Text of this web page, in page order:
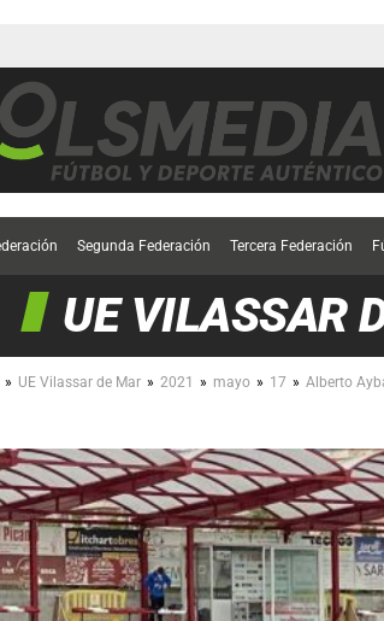
Segunda Federación Tercera Federación
UE VILASSAR
» UE Vilassar de Mar » 2021 » mayo » 17 » Alberto